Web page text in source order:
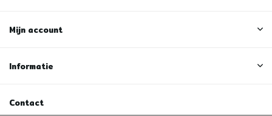
Mijn account
Informatie
Contact